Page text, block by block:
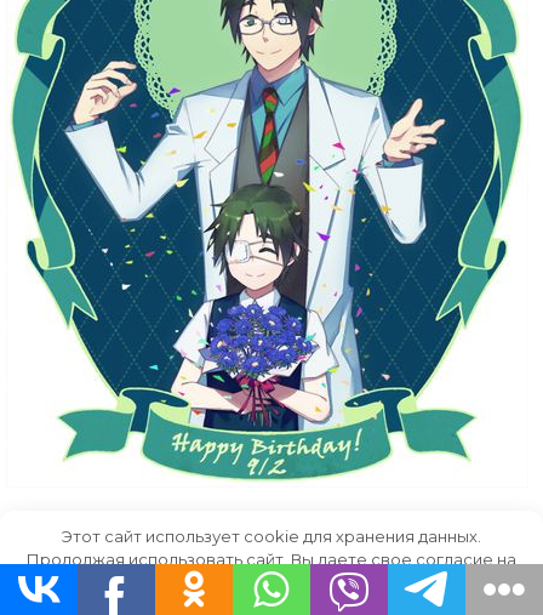
Скачать
Этот сайт использует cookie для хранения данных.
Продолжая использовать сайт, Вы даете свое согласие на
работу с этими файлами.
OK